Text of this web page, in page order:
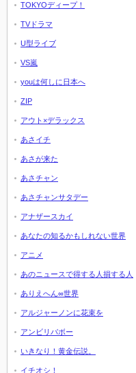
TOKYOディープ！
TVドラマ
U型ライブ
VS嵐
youは何しに日本へ
ZIP
アウト×デラックス
あさイチ
あさが来た
あさチャン
あさチャンサタデー
アナザースカイ
あなたの知るかもしれない世界
アニメ
あのニュースで得する人損する人
ありえへん∞世界
アルジャーノンに花束を
アンビリバボー
いきなり！黄金伝説。
イチオシ！